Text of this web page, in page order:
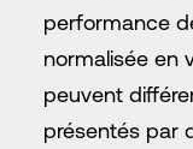
performance
normalisée en
peuvent
présentés par